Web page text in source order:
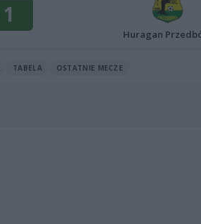
1
Huragan
TABELA OSTATNIE MECZE